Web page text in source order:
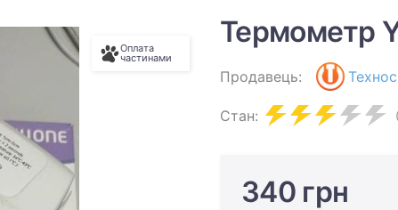
Оплата
частинами
Термометр
Продавець:
Стан:
340 грн